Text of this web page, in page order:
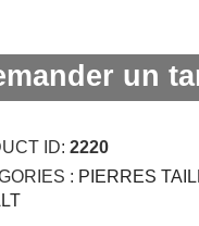
un
ID: 2220
: PIERRES